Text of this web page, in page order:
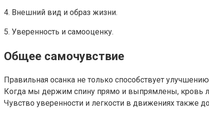
4. Внешний вид и образ жизни.
5. Уверенность и самооценку.
Общее самочувствие
Правильная осанка не только способствует
Когда мы держим спину прямо и выпрямлены, кровь
Чувство уверенности и легкости в движениях также